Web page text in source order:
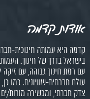
אודות קדמה
קדמה היא עמותה חינוכית-
בישראל בדרך של חינוך.
עם רמת חינוך גבוהה, עם
עולם חברתית-שוויונית. כמו
צדק חברתי, ומכשירה מורות/